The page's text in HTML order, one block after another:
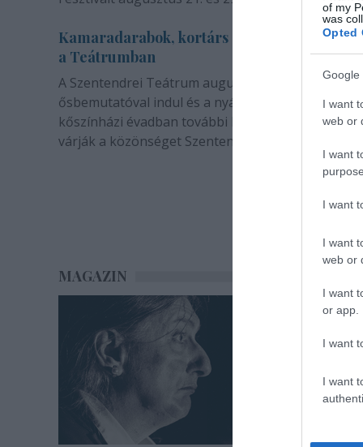
of my
was
Opted
Google
I want
web or
I want
I want
I want
web or
I want
or app.
I want
I want
Kamaradarabok, kortárs drámák,
a Teátrumban
A Szentendrei Teátrum augusztusban két
ősbemutatóval indul és a nyár végével sem zárul.
kőszínházi évadban további bemutatók és
várják a közönséget Szentendrén.
MAGAZIN